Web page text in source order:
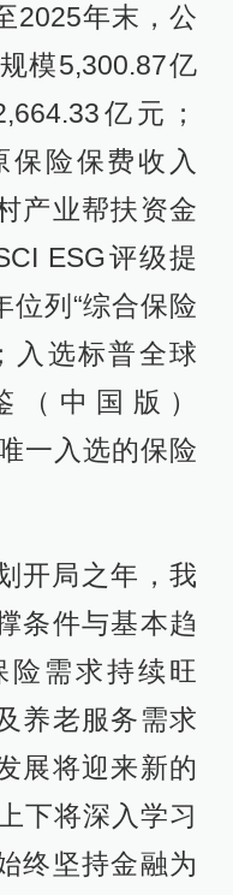
2025年末，公
模5,300.87亿
亿元；
保险保费收入
产业帮扶资金
ESG评级提
位列“综合保险
入选标普全球
（中国版）
一入选的保险
开局之年，我
条件与基本趋
险需求持续旺
养老服务需求
展将迎来新的
下将深入学习
终坚持金融为